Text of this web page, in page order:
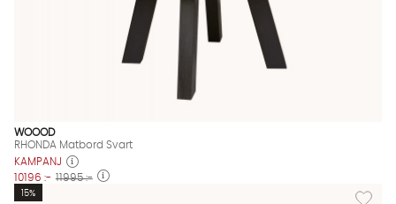
WOOOD
RHONDA Matbord Svart
KAMPANJ
10196 :- 11995 :-
Lägg
15%